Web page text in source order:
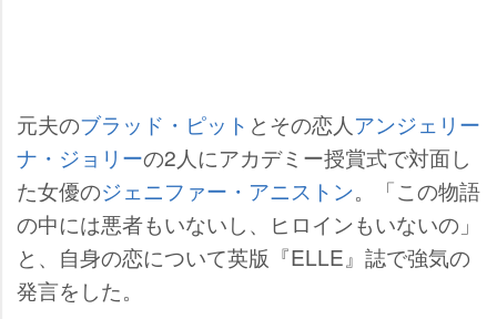
元夫のブラッド・ピット とその恋人 アンジェリー
ナ・ジョリーの2人にアカデミー授賞式で対面し
た女優のジェニファー・アニストン。「この物語
の中には悪者もいないし、ヒロインもいないの」
と、自身の恋について英版『ELLE』誌で強気の
発言をした。